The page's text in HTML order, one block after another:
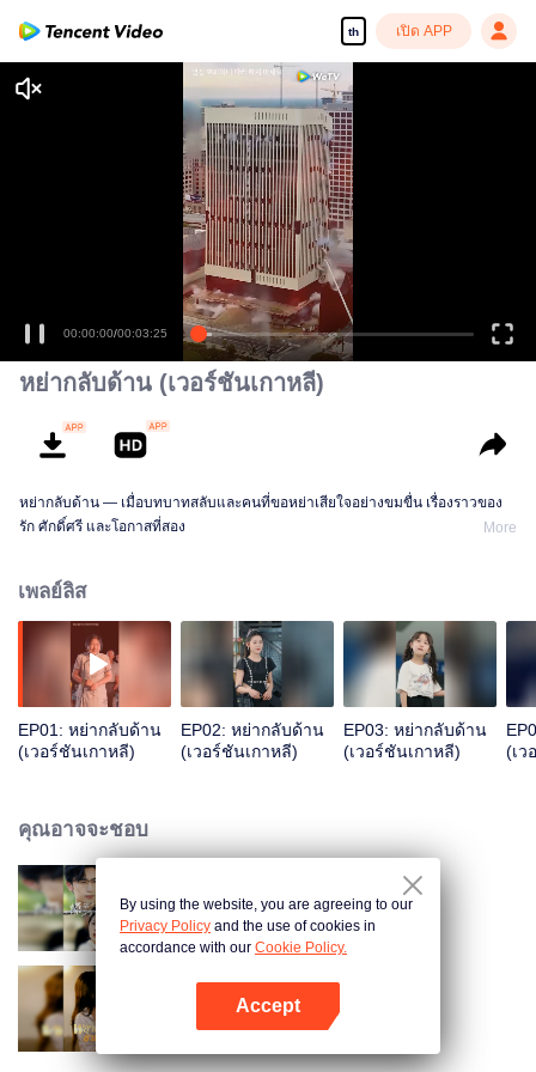
th เปิด APP
00:00:00/00:03:25
หย่ากลับด้าน (เวอร์ชันเกาหลี)
หย่ากลับด้าน — เมื่อบทบาทสลับและคนที่ขอหย่าเสียใจอย่างขมขื่น เรื่องราวของ
รัก ศักดิ์ศรี และโอกาสที่สอง
More
เพลย์ลิส
EP01: หย่ากลับด้าน
(เวอร์ชันเกาหลี)
EP02: หย่ากลับด้าน
(เวอร์ชันเกาหลี)
EP03: หย่ากลับด้าน
(เวอร์ชันเกาหลี)
(เว
คุณอาจจะชอบ
ตัวตนลับของพ่อค้าริมทาง
พยาบาทข้ามภพ
By using the website, you are agreeing to our
Privacy Policy and the use of cookies in
accordance with our Cookie Policy.
Accept